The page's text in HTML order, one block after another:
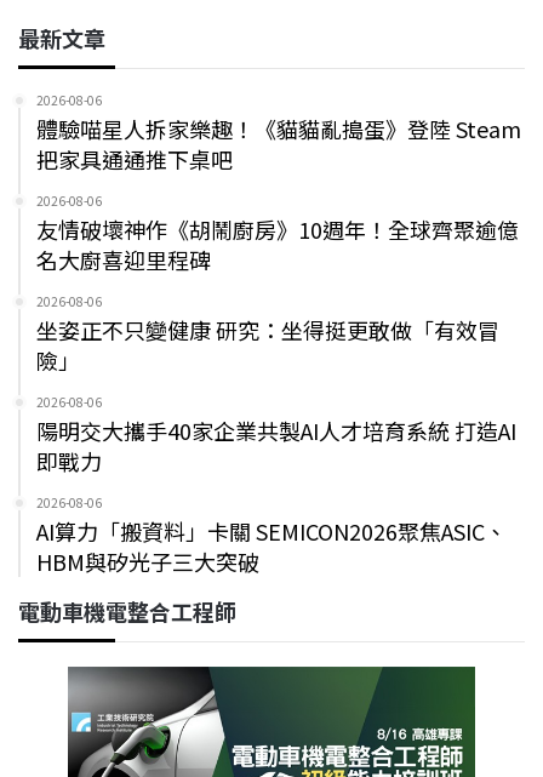
最新文章
2026-08-06
體驗喵星人拆家樂趣！《貓貓亂搗蛋》登陸 Steam
把家具通通推下桌吧
2026-08-06
友情破壞神作《胡鬧廚房》10週年！全球齊聚逾億
名大廚喜迎里程碑
2026-08-06
坐姿正不只變健康 研究：坐得挺更敢做「有效冒
險」
2026-08-06
陽明交大攜手40家企業共製AI人才培育系統 打造AI
即戰力
2026-08-06
AI算力「搬資料」卡關 SEMICON2026聚焦ASIC、
HBM與矽光子三大突破
電動車機電整合工程師